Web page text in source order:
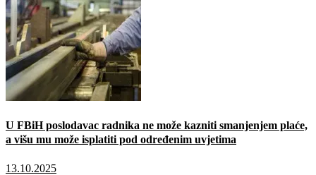
U FBiH poslodavac radnika ne može kazniti smanjenjem plaće,
a višu mu može isplatiti pod određenim uvjetima
13.10.2025